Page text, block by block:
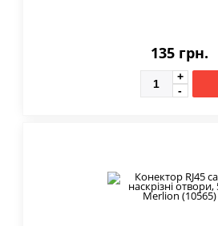
135 грн.